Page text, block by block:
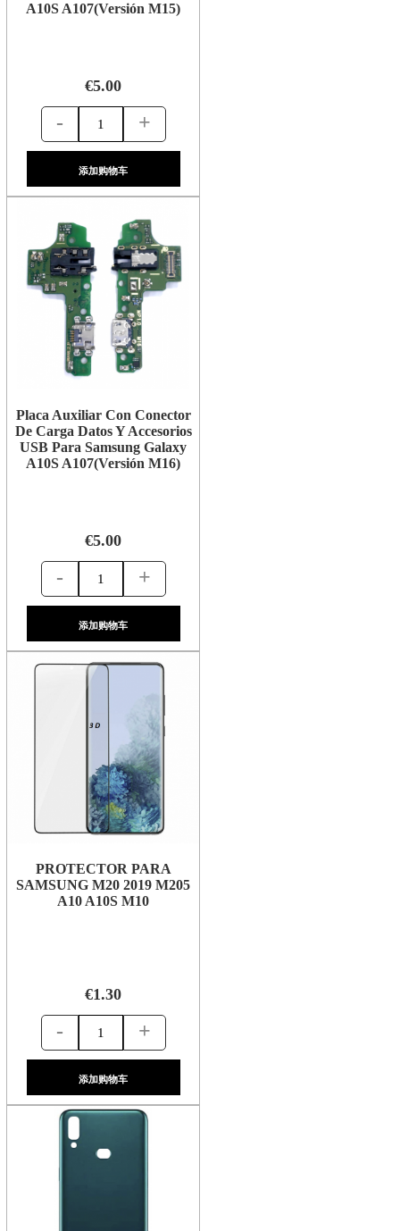
A10S A107(Versión M15)
€5.00
- +
添加购物车
Placa Auxiliar Con Conector
De Carga Datos Y Accesorios
USB Para Samsung Galaxy
A10S A107(Versión M16)
€5.00
- +
添加购物车
PROTECTOR PARA
SAMSUNG M20 2019 M205
A10 A10S M10
€1.30
- +
添加购物车